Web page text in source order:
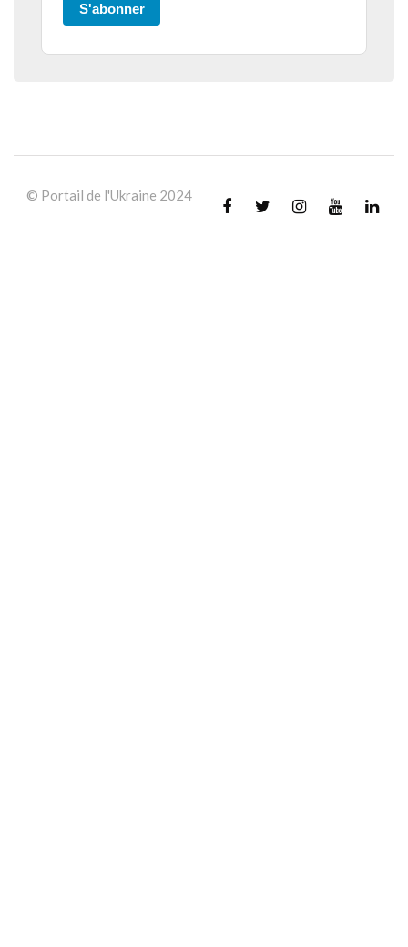
S'abonner
© Portail de l'Ukraine 2024